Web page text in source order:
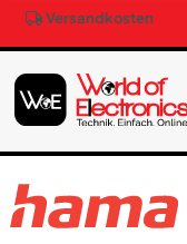
Versandkosten